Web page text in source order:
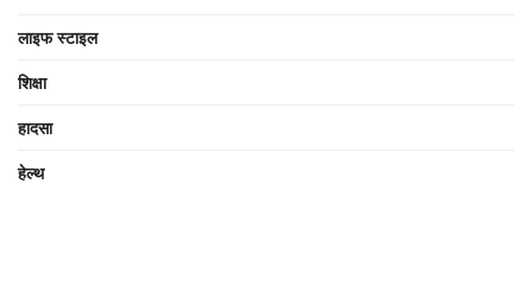
लाइफ स्टाइल
शिक्षा
हादसा
हेल्थ